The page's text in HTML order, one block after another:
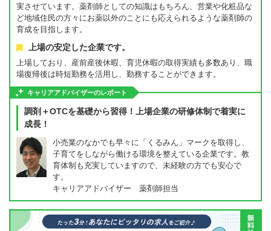
実させています。薬剤師としての知識はもちろん、営業や化粧品な
ど地域住民の方々にお薬以外のことにも応えられるような薬剤師の
育成を目指します。
上場の安定した企業です。
上場しており、産前産後休暇、育児休暇の取得実績も多数あり、職
場復帰後は時短勤務を活用し、勤務することができます。
キャリアアドバイザーのレポート
調剤＋OTCを基礎から習得！上場企業の研修体制で着実に
成長！
小売業のなかでも早々に「くるみん」マークを取得し、
子育てをしながら働ける環境を整えている企業です。教
育体制も充実していますので、未経験の方でも安心で
す。
キャリアアドバイザー 薬剤師担当